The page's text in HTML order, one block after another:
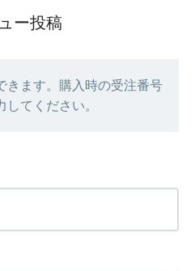
ー投稿
きます。購入時の受注番号
てください。